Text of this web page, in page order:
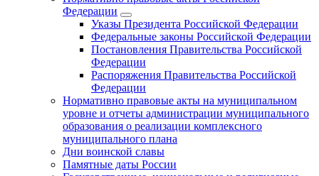
Федерации
Указы Президента Российской Федерации
Федеральные законы Российской Федерации
Постановления Правительства Российской
Федерации
Распоряжения Правительства Российской
Федерации
Нормативно правовые акты на муниципальном
уровне и отчеты администрации муниципального
образования о реализации комплексного
муниципального плана
Дни воинской славы
Памятные даты России